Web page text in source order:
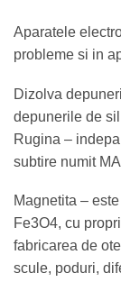
Aparatele
probleme si in
Dizolva
depunerile de
Rugina –
subtire numit
Magnetita –
Fe3O4, cu
fabricarea de
scule, poduri,